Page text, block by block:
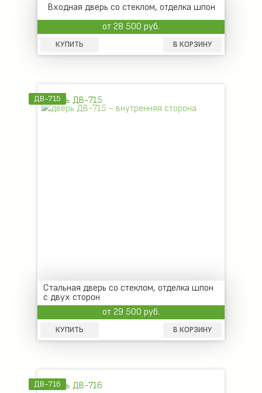
Входная дверь со стеклом, отделка шпон
от 28 500 руб.
КУПИТЬ В КОРЗИНУ
ДВ-715
Стальная дверь со стеклом, отделка шпон
с двух сторон
от 29 500 руб.
КУПИТЬ В КОРЗИНУ
ДВ-716